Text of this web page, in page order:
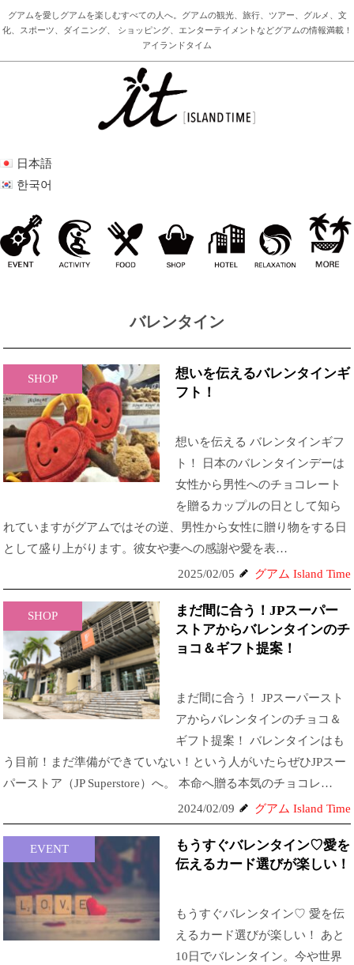
グアムを愛しグアムを楽しむすべての人へ。グアムの観光、旅行、ツアー、グルメ、文
化、スポーツ、ダイニング、 ショッピング、エンターテイメントなどグアムの情報満載！
アイランドタイム
日本語
한국어
バレンタイン
SHOP
想いを伝えるバレンタインギ
フト！
想いを伝える バレンタインギフ
ト！ 日本のバレンタインデーは
女性から男性へのチョコレート
を贈るカップルの日として知ら
れていますがグアムではその逆、男性から女性に贈り物をする日
として盛り上がります。彼女や妻への感謝や愛を表…
2025/02/05
グアム Island Time
SHOP
まだ間に合う！JPスーパー
ストアからバレンタインのチ
ョコ＆ギフト提案！
まだ間に合う！ JPスーパースト
アからバレンタインのチョコ＆
ギフト提案！ バレンタインはも
う目前！まだ準備ができていない！という人がいたらぜひJPスー
パーストア（JP Superstore）へ。 本命へ贈る本気のチョコレ…
2024/02/09
グアム Island Time
EVENT
もうすぐバレンタイン♡愛を
伝えるカード選びが楽しい！
もうすぐバレンタイン♡ 愛を伝
えるカード選びが楽しい！ あと
10日でバレンタイン。今や世界